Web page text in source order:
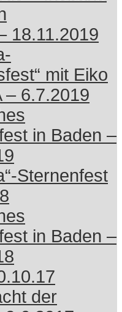
18.11.2019
mit Eiko
– 6.7.2019
in Baden –
Sternenfest
in Baden –
der